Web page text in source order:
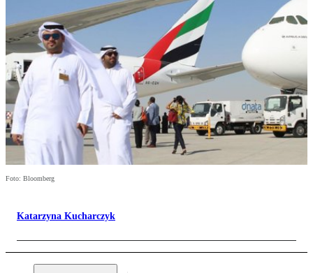
Foto: Bloomberg
Katarzyna Kucharczyk